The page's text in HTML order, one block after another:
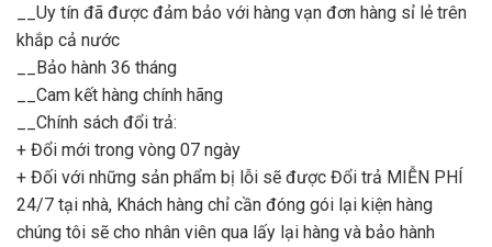
__Uy tín đã được đảm bảo với hàng vạn đơn hàng sỉ lẻ trên
khắp cả nước
__Bảo hành 36 tháng
__Cam kết hàng chính hãng
__Chính sách đổi trả:
+ Đổi mới trong vòng 07 ngày
+ Đối với những sản phẩm bị lỗi sẽ được Đổi trả MIỄN PHÍ
24/7 tại nhà, Khách hàng chỉ cần đóng gói lại kiện hàng
chúng tôi sẽ cho nhân viên qua lấy lại hàng và bảo hành